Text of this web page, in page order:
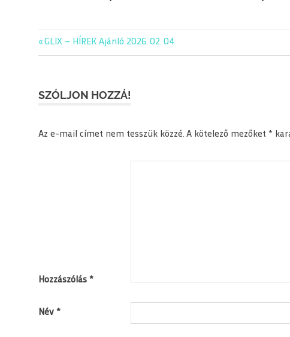
Bejegyzés
Previous
Post:
GLIX – HÍREK Ajánló 2026. 02. 04.
SZÓLJON HOZZÁ!
Az e-mail címet nem tesszük közzé. A kötelező mezőket *
Hozzászólás *
Név *